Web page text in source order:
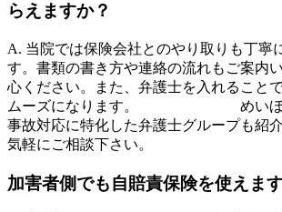
らえますか？
A. 当院では保険会社とのやり取りも丁寧
す。書類の書き方や連絡の流れもご案内
心ください。また、弁護士を入れること
ムーズになります。 めいほく
事故対応に特化した弁護士グループも紹
気軽にご相談下さい。
加害者側でも自賠責保険を使えま